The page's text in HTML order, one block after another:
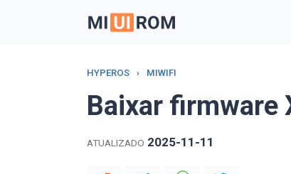
HYPEROS › MIWIFI
Baixar firmware
ATUALIZADO 2025-11-11